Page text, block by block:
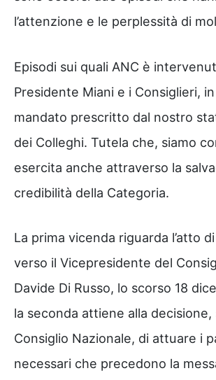
l’attenzione e le perplessità di
Episodi sui quali ANC è
Presidente Miani e i Consiglieri,
mandato prescritto dal nostro
dei Colleghi. Tutela che, siamo
esercita anche attraverso la
credibilità della Categoria.
La prima vicenda riguarda l’atto
verso il Vicepresidente del
Davide Di Russo, lo scorso 18
la seconda attiene alla decisione,
Consiglio Nazionale, di attuare i
necessari che precedono la